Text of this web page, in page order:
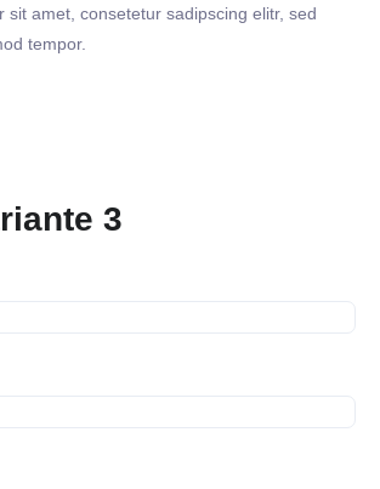
sit amet, consetetur sadipscing elitr, sed
tempor.
3